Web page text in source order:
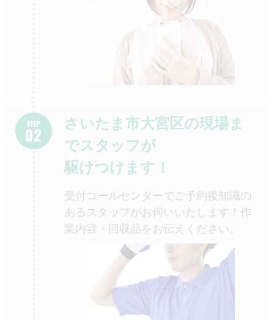
さいたま市大宮区の現場ま
でスタッフが
駆けつけます！
受付コールセンターでご予約後知識の
あるスタッフがお伺いいたします！作
業内容・回収品をお伝えください。